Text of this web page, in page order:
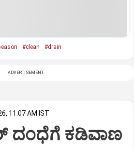
#clean #drain
ADVERTISEMENT
11:07 AM IST
ದಂಧೆಗೆ ಕಡಿವಾಣ